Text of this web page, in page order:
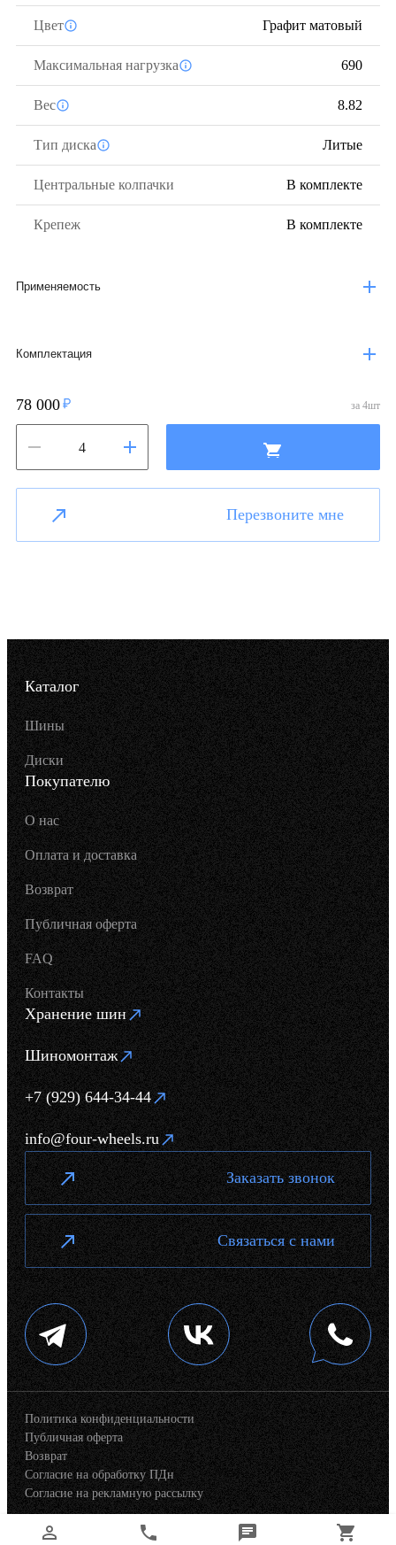
Цвет Графит матовый
Максимальная нагрузка 690
Вес 8.82
Тип диска Литые
Центральные колпачки В комплекте
Крепеж В комплекте
Применяемость
Комплектация
78 000 за 4шт
Перезвоните мне
Каталог
Шины
Диски
Покупателю
О нас
Оплата и доставка
Возврат
Публичная оферта
FAQ
Контакты
Хранение шин
Шиномонтаж
+7 (929) 644-34-44
info@four-wheels.ru
Заказать звонок
Связаться с нами
Политика конфиденциальности
Публичная оферта
Возврат
Согласие на обработку ПДн
Согласие на рекламную рассылку